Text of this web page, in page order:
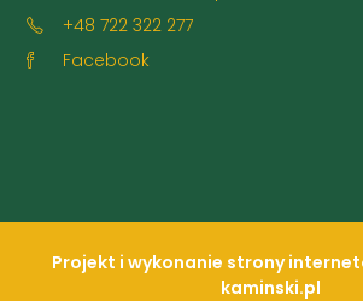
+48 722 322 277
Facebook
Projekt i wykonanie strony
kaminski.pl